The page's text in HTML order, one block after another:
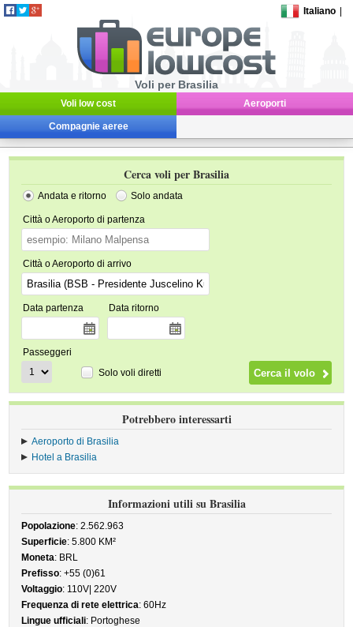
Italiano
Voli per Brasilia
Voli low cost Aeroporti
Compagnie aeree
Cerca voli per Brasilia
Andata e ritorno Solo andata
Città o Aeroporto di partenza
Città o Aeroporto di arrivo
Data partenza Data ritorno
Passeggeri
Solo voli diretti
Potrebbero interessarti
Aeroporto di Brasilia
Hotel a Brasilia
Informazioni utili su Brasilia
Popolazione: 2.562.963
Superficie: 5.800 KM²
Moneta: BRL
Prefisso: +55 (0)61
Voltaggio: 110V| 220V
Frequenza di rete elettrica: 60Hz
Lingue ufficiali: Portoghese